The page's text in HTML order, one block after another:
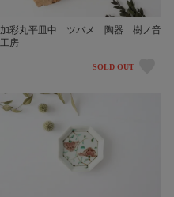
加彩丸平皿中 ツバメ 陶器 樹ノ音
工房
SOLD OUT